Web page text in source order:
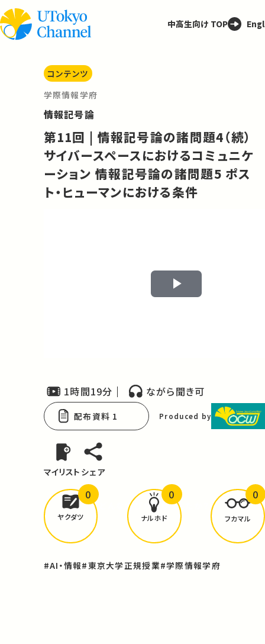
中高生向け TOP
コンテンツ
学際情報学府
情報記号論
第11回 | 情報記号論の諸問題4（続）
サイバースペースにおけるコミュニケ
ーション 情報記号論の諸問題5 ポス
ト・ヒューマンにおける条件
Play
1時間19分 ながら聞き可
配布資料 1 Produced by
マイリスト シェア
どんな学びがありましたか？
ヤクダツ
0
ナルホド
0
フカマル
0
#AI・情報#東京大学正規授業#学際情報学府